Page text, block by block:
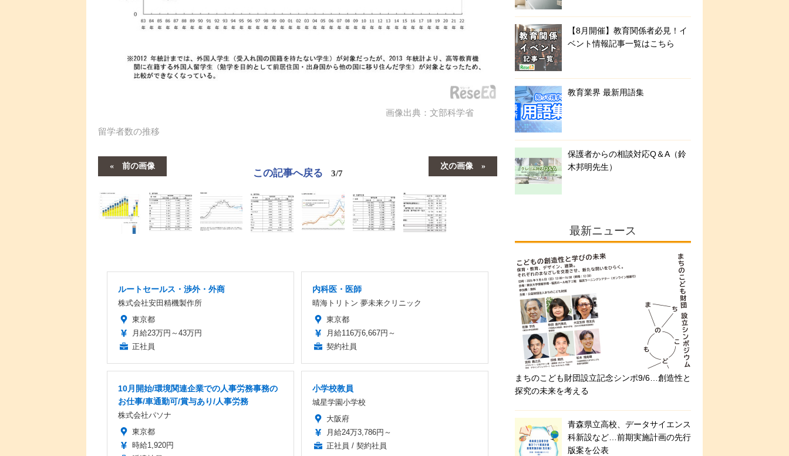
画像出典：文部科学省
留学者数の推移
前の画像 次の画像
この記事へ戻る 3/7
ルートセールス・渉外・外商
株式会社安田精機製作所
東京都
月給23万円～43万円
正社員
内科医・医師
晴海トリトン 夢未来クリニック
東京都
月給116万6,667円～
契約社員
10月開始/環境関連企業での人事労務事務の
お仕事/車通勤可/賞与あり/人事労務
株式会社パソナ
東京都
時給1,920円
小学校教員
城星学園小学校
大阪府
月給24万3,786円～
正社員 / 契約社員
【8月開催】教育関係者必見！イ
ベント情報記事一覧はこちら
教育業界 最新用語集
保護者からの相談対応Q＆A（鈴
木邦明先生）
最新ニュース
まちのこども財団設立記念シンポ9/6…創造性と
探究の未来を考える
青森県立高校、データサイエンス
科新設など…前期実施計画の先行
版案を公表